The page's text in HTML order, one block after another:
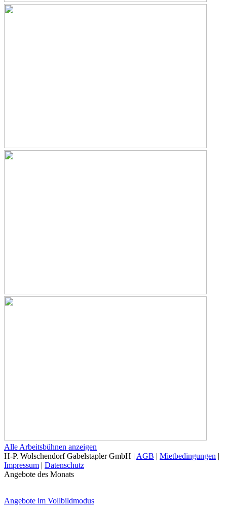
Alle Arbeitsbühnen anzeigen
H-P. Wolschendorf Gabelstapler GmbH | AGB | Mietbedingungen |
Impressum | Datenschutz
Angebote des Monats
Angebote im Vollbildmodus